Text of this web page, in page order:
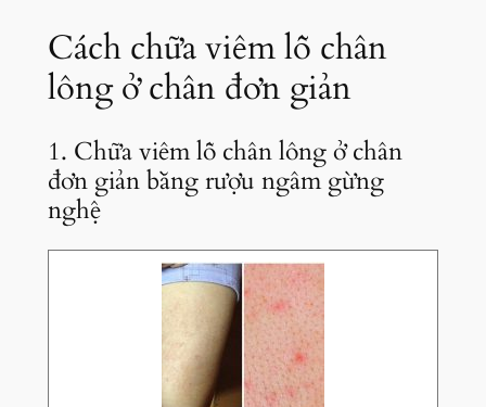
Cách chữa viêm lỗ chân
lông ở chân đơn giản
1. Chữa viêm lỗ chân lông ở chân
đơn giản bằng rượu ngâm gừng
nghệ